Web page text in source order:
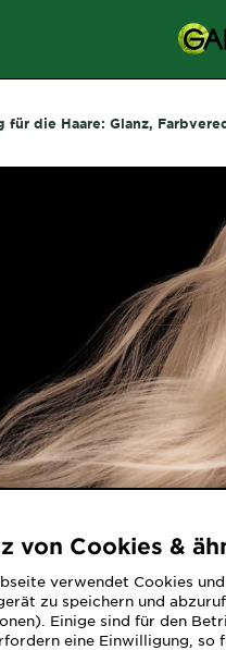
für die Haare: Glanz,
für
von Cookies &
verwendet Cookies
zu speichern und
Einige sind für den
eine Einwilligung, so